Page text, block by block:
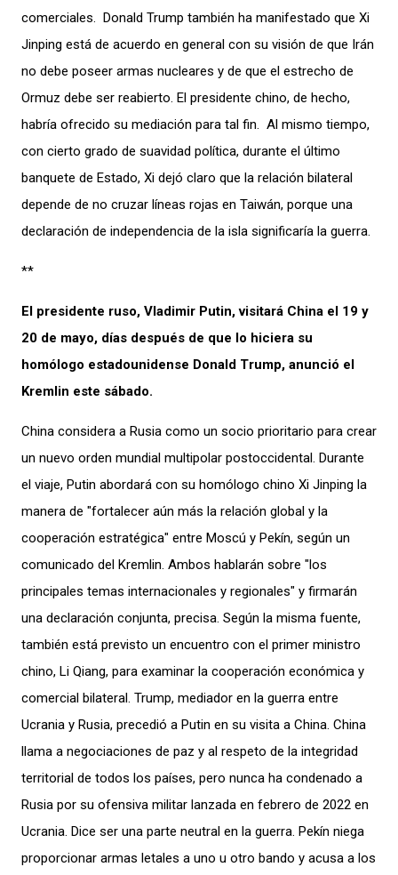
comerciales. Donald Trump también ha manifestado que Xi
Jinping está de acuerdo en general con su visión de que Irán
no debe poseer armas nucleares y de que el estrecho de
Ormuz debe ser reabierto. El presidente chino, de hecho,
habría ofrecido su mediación para tal fin. Al mismo tiempo,
con cierto grado de suavidad política, durante el último
banquete de Estado, Xi dejó claro que la relación bilateral
depende de no cruzar líneas rojas en Taiwán, porque una
declaración de independencia de la isla significaría la guerra.
**
El presidente ruso, Vladimir Putin, visitará China el 19 y
20 de mayo, días después de que lo hiciera su
homólogo estadounidense Donald Trump, anunció el
Kremlin este sábado.
China considera a Rusia como un socio prioritario para crear
un nuevo orden mundial multipolar postoccidental. Durante
el viaje, Putin abordará con su homólogo chino Xi Jinping la
manera de "fortalecer aún más la relación global y la
cooperación estratégica" entre Moscú y Pekín, según un
comunicado del Kremlin. Ambos hablarán sobre "los
principales temas internacionales y regionales" y firmarán
una declaración conjunta, precisa. Según la misma fuente,
también está previsto un encuentro con el primer ministro
chino, Li Qiang, para examinar la cooperación económica y
comercial bilateral. Trump, mediador en la guerra entre
Ucrania y Rusia, precedió a Putin en su visita a China. China
llama a negociaciones de paz y al respeto de la integridad
territorial de todos los países, pero nunca ha condenado a
Rusia por su ofensiva militar lanzada en febrero de 2022 en
Ucrania. Dice ser una parte neutral en la guerra. Pekín niega
proporcionar armas letales a uno u otro bando y acusa a los